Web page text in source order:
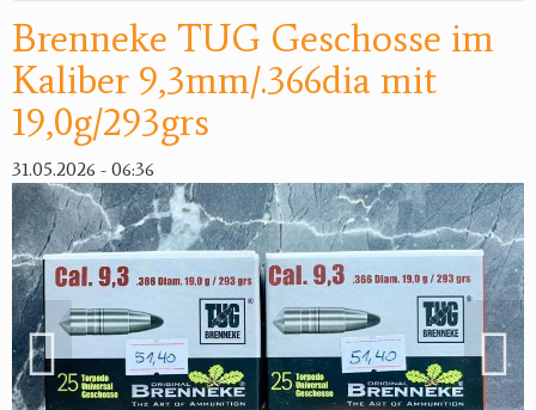
Reviereinrichtungen
Brenneke TUG Geschosse im
Kaliber 9,3mm/.366dia mit
19,0g/293grs
31.05.2026 - 06:36